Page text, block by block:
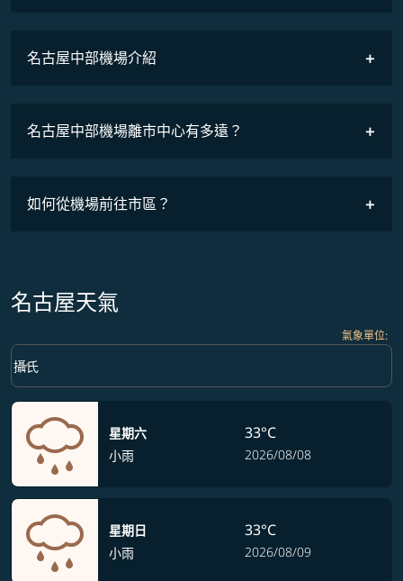
名古屋中部機場介紹
名古屋中部機場離市中心有多遠？
如何從機場前往市區？
名古屋天氣
氣象單位:
Weather unit option 攝氏 Selected
攝氏
keyboard_arrow_down
星期六
小雨
33°C
2026/08/08
星期日
小雨
33°C
2026/08/09